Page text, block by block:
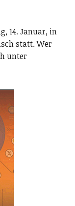
14. Januar, in
statt. Wer
unter